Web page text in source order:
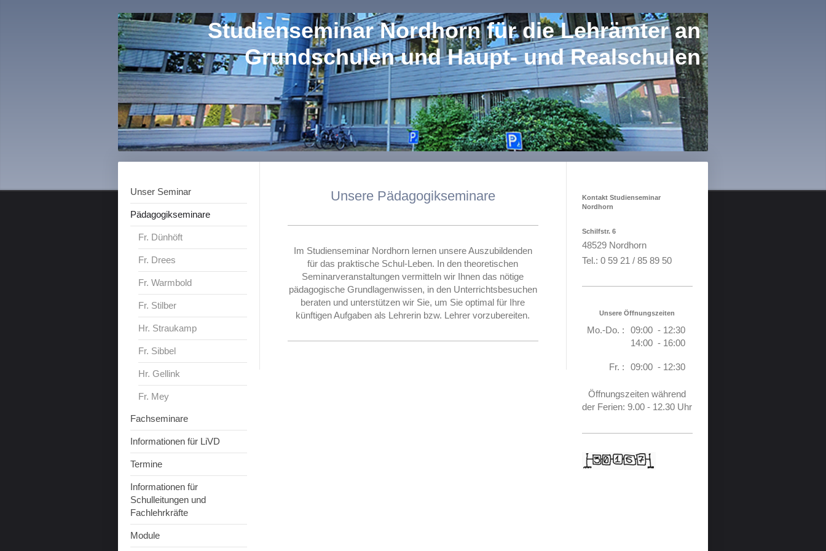
Studienseminar Nordhorn für die Lehrämter an
Grundschulen und Haupt- und Realschulen
Unser Seminar
Pädagogikseminare
Fr. Dünhöft
Fr. Drees
Fr. Warmbold
Fr. Stilber
Hr. Straukamp
Fr. Sibbel
Hr. Gellink
Fr. Mey
Fachseminare
Informationen für LiVD
Termine
Informationen für
Schulleitungen und
Fachlehrkräfte
Module
Unsere Pädagogikseminare
Im Studienseminar Nordhorn lernen unsere Auszubildenden
für das praktische Schul-Leben. In den theoretischen
Seminarveranstaltungen vermitteln wir Ihnen das nötige
pädagogische Grundlagenwissen, in den Unterrichtsbesuchen
beraten und unterstützen wir Sie, um Sie optimal für Ihre
künftigen Aufgaben als Lehrerin bzw. Lehrer vorzubereiten.
Kontakt Studienseminar
Nordhorn
Schilfstr. 6
48529 Nordhorn
Tel.: 0 59 21 / 85 89 50
Unsere Öffnungszeiten
Mo.-Do. :
09:00 - 12:30
14:00 - 16:00
Fr. : 09:00 - 12:30
Öffnungszeiten während
der Ferien: 9.00 - 12.30 Uhr